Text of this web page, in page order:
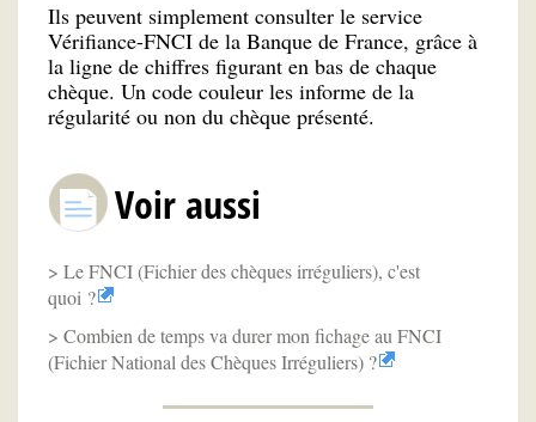
Ils peuvent simplement consulter le service
Vérifiance-FNCI de la Banque de France, grâce à
la ligne de chiffres figurant en bas de chaque
chèque. Un code couleur les informe de la
régularité ou non du chèque présenté.
Voir aussi
Le FNCI (Fichier des chèques irréguliers), c'est
quoi ?
Combien de temps va durer mon fichage au FNCI
(Fichier National des Chèques Irréguliers) ?